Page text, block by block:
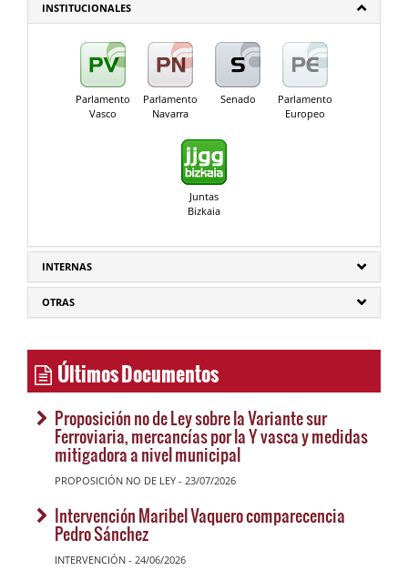
INSTITUCIONALES
Parlamento
Vasco
Parlamento
Navarra
Senado
Parlamento
Europeo
Juntas
Bizkaia
INTERNAS
OTRAS
Últimos Documentos
Proposición no de Ley sobre la Variante sur
Ferroviaria, mercancías por la Y vasca y medidas
mitigadora a nivel municipal
PROPOSICIÓN NO DE LEY - 23/07/2026
Intervención Maribel Vaquero comparecencia
Pedro Sánchez
INTERVENCIÓN - 24/06/2026